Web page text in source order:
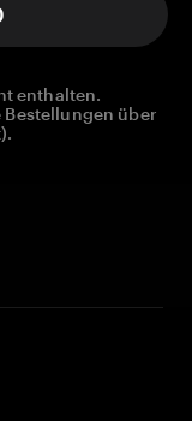
enthalten.
über